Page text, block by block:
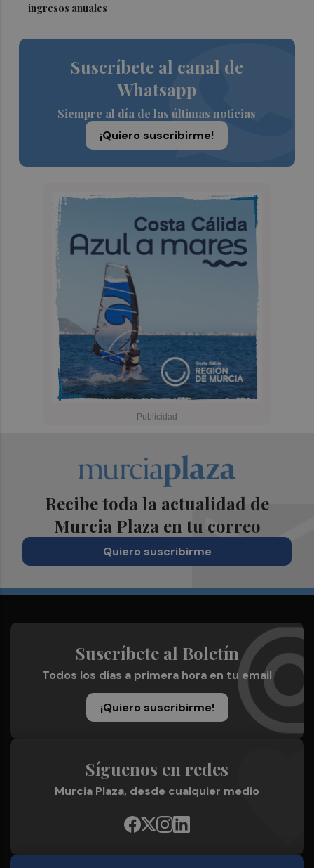
ingresos anuales
Suscríbete al canal de
Whatsapp
Siempre al día de las últimas noticias
¡Quiero suscribirme!
Recibe toda la actualidad de
Murcia Plaza en tu correo
Quiero suscribirme
Suscríbete al Boletín
Todos los días a primera hora en tu email
¡Quiero suscribirme!
Síguenos en redes
Murcia Plaza, desde cualquier medio